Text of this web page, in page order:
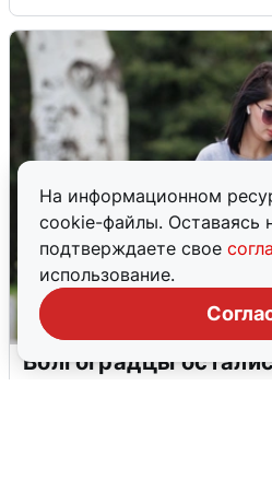
На информационном
cookie-файлы. Оставаясь
подтверждаете свое
использование.
Волгоградцы